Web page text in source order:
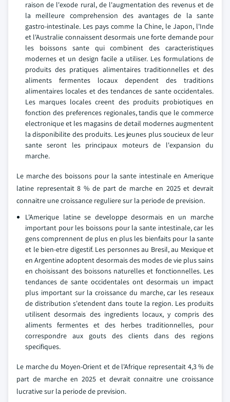
raison de l'exode rural, de l'augmentation des revenus et de
la meilleure comprehension des avantages de la sante
gastro-intestinale. Les pays comme la Chine, le Japon, l'Inde
et l'Australie connaissent desormais une forte demande pour
les boissons sante qui combinent des caracteristiques
modernes et un design facile a utiliser. Les formulations de
produits des pratiques alimentaires traditionnelles et des
aliments fermentes locaux dependent des traditions
alimentaires locales et des tendances de sante occidentales.
Les marques locales creent des produits probiotiques en
fonction des preferences regionales, tandis que le commerce
electronique et les magasins de detail modernes augmentent
la disponibilite des produits. Les jeunes plus soucieux de leur
sante seront les principaux moteurs de l'expansion du
marche.
Le marche des boissons pour la sante intestinale en Amerique
latine representait 8 % de part de marche en 2025 et devrait
connaitre une croissance reguliere sur la periode de prevision.
L'Amerique latine se developpe desormais en un marche
important pour les boissons pour la sante intestinale, car les
gens comprennent de plus en plus les bienfaits pour la sante
et le bien-etre digestif. Les personnes au Bresil, au Mexique et
en Argentine adoptent desormais des modes de vie plus sains
en choisissant des boissons naturelles et fonctionnelles. Les
tendances de sante occidentales ont desormais un impact
plus important sur la croissance du marche, car les reseaux
de distribution s'etendent dans toute la region. Les produits
utilisent desormais des ingredients locaux, y compris des
aliments fermentes et des herbes traditionnelles, pour
correspondre aux gouts des clients dans des regions
specifiques.
Le marche du Moyen-Orient et de l'Afrique representait 4,3 % de
part de marche en 2025 et devrait connaitre une croissance
lucrative sur la periode de prevision.